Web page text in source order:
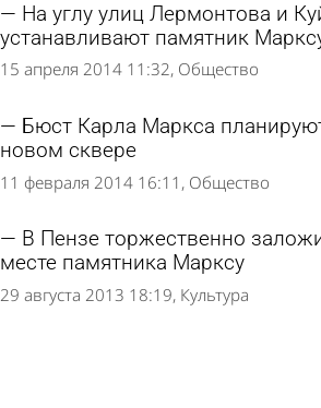
На углу улиц Лермонтова и
устанавливают памятник
15 апреля 2014 11:32 Общество
Бюст Карла Маркса
новом сквере
11 февраля 2014 16:11 Общество
В Пензе торжественно
месте памятника Марксу
29 августа 2013 18:19 Культура